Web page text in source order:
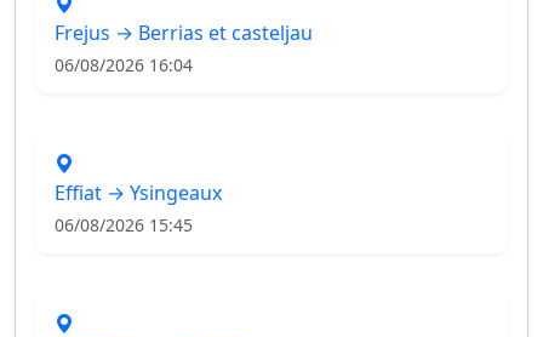
Frejus → Berrias et casteljau
06/08/2026 16:04
Effiat → Ysingeaux
06/08/2026 15:45